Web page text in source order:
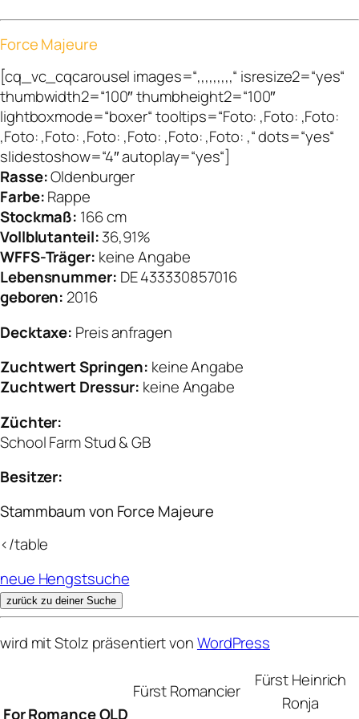
Force Majeure
[cq_vc_cqcarousel images=“,,,,,,,,,“ isresize2=“yes“
thumbwidth2=“100″ thumbheight2=“100″
lightboxmode=“boxer“ tooltips=“Foto: ,Foto: ,Foto:
,Foto: ,Foto: ,Foto: ,Foto: ,Foto: ,Foto: ,“ dots=“yes“
slidestoshow=“4″ autoplay=“yes“]
Rasse:Oldenburger
Farbe:Rappe
Stockmaß: 166 cm
Vollblutanteil:36,91%
WFFS-Träger: keine Angabe
Lebensnummer: DE 433330857016
geboren: 2016
Decktaxe: Preis anfragen
Zuchtwert Springen: keine Angabe
Zuchtwert Dressur: keine Angabe
Züchter:
School Farm Stud & GB
Besitzer:
Stammbaum von Force Majeure
</table
neue Hengstsuche
zurück zu deiner Suche
wird mit Stolz präsentiert vonWordPress
For Romance OLD
Fürst Romancier
Fürst Heinrich
Ronja